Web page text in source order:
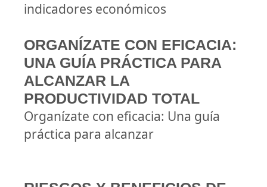
indicadores económicos
ORGANÍZATE CON EFICACIA:
UNA GUÍA PRÁCTICA PARA
ALCANZAR LA
PRODUCTIVIDAD TOTAL
Organízate con eficacia: Una guía
práctica para alcanzar